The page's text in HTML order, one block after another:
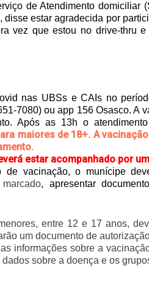
de Atendimento domiciliar
disse estar agradecida por
vez que estou no drive-thru
nas UBSs e CAIs no
7080) ou app 156 Osasco. A
Após as 13h o
maiores de 18+. A
estar acompanhado por
de vacinação, o munícipe
, apresentar
entre 12 e 17 anos,
um documento de
informações sobre a
sobre a doença e os